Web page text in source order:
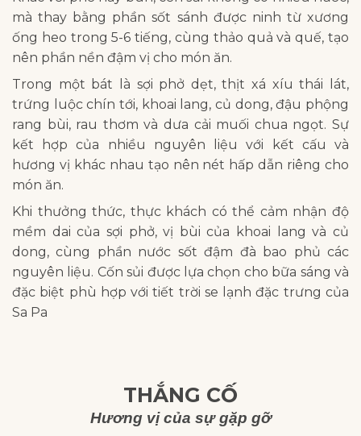
mà thay bằng phần sốt sánh được ninh từ xương
ống heo trong 5-6 tiếng, cùng thảo quả và quế, tạo
nên phần nền đậm vị cho món ăn.
Trong một bát là sợi phở dẹt, thịt xá xíu thái lát,
trứng luộc chín tới, khoai lang, củ dong, đậu phộng
rang bùi, rau thơm và dưa cải muối chua ngọt. Sự
kết hợp của nhiều nguyên liệu với kết cấu và
hương vị khác nhau tạo nên nét hấp dẫn riêng cho
món ăn.
Khi thưởng thức, thực khách có thể cảm nhận độ
mềm dai của sợi phở, vị bùi của khoai lang và củ
dong, cùng phần nước sốt đậm đà bao phủ các
nguyên liệu. Cốn sủi được lựa chọn cho bữa sáng và
đặc biệt phù hợp với tiết trời se lạnh đặc trưng của
Sa Pa
THẮNG CỐ
Hương vị của sự gặp gỡ